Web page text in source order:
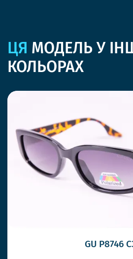
ЦЯ МОДЕЛЬ У
КОЛЬОРАХ
GU P8746